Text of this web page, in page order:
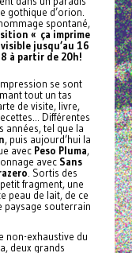
gothique d’orion.
spontané,
« ça imprime
jusqu’au 16
à partir de 20h!
se sont
tout un tas
de visite, livre,
Différentes
années, tel que la
, puis aujourd’hui la
avec Peso Pluma,
avec Sans
. Sortis des
fragment, une
peau de lait, de ce
paysage souterrain
non-exhaustive du
deux grands